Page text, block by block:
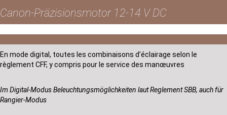
Canon-Präzisionsmotor 12-14 V DC
En mode digital, toutes les combinaisons d’éclairage selon le
règlement CFF, y compris pour le service des manœuvres
Im Digital-Modus Beleuchtungsmöglichkeiten laut Reglement SBB, auch für
Rangier-Modus